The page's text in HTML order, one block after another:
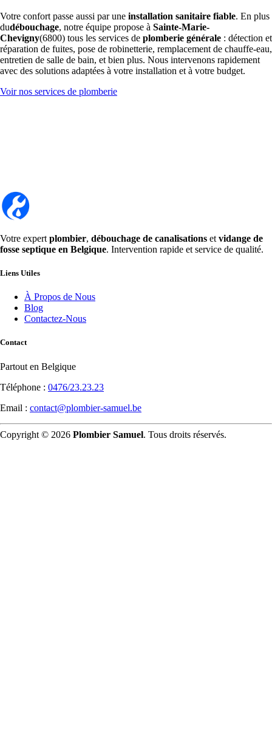
Votre confort passe aussi par une installation sanitaire fiable. En plus
dudébouchage, notre équipe propose à Sainte-Marie-
Chevigny(6800) tous les services de plomberie générale : détection et
réparation de fuites, pose de robinetterie, remplacement de chauffe-eau,
entretien de salle de bain, et bien plus. Nous intervenons rapidement
avec des solutions adaptées à votre installation et à votre budget.
Voir nos services de plomberie
Votre expert plombier, débouchage de canalisations et vidange de
fosse septique en Belgique. Intervention rapide et service de qualité.
Liens Utiles
À Propos de Nous
Blog
Contactez-Nous
Contact
Partout en Belgique
Téléphone : 0476/23.23.23
Email : contact@plombier-samuel.be
Copyright © 2026 Plombier Samuel. Tous droits réservés.